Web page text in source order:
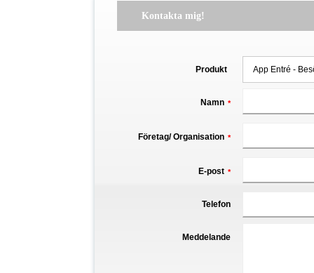
Kontakta mig!
Produkt
Namn *
Företag/ Organisation *
E-post *
Telefon
Meddelande